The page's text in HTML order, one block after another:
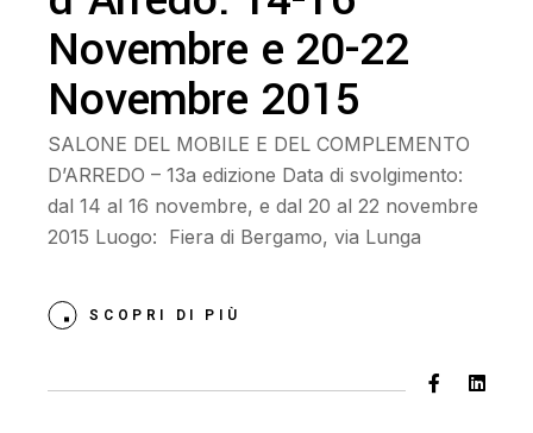
Novembre e 20-22
Novembre 2015
SALONE DEL MOBILE E DEL COMPLEMENTO
D’ARREDO – 13a edizione Data di svolgimento:
dal 14 al 16 novembre, e dal 20 al 22 novembre
2015 Luogo: Fiera di Bergamo, via Lunga
SCOPRI DI PIÙ